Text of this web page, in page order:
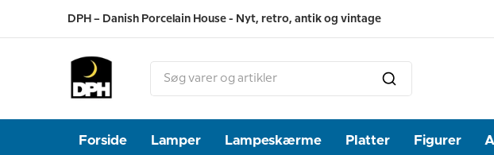
DPH – Danish Porcelain House - Nyt, retro, antik og vintage
Forside Lamper Lampeskærme Platter Figurer